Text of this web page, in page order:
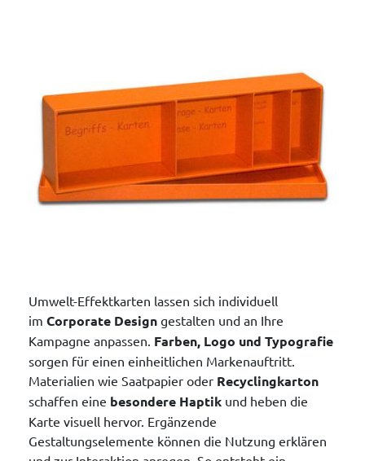
Umwelt-Effektkarten lassen sich individuell
im Corporate Design gestalten und an Ihre
Kampagne anpassen. Farben, Logo und Typografie
sorgen für einen einheitlichen Markenauftritt.
Materialien wie Saatpapier oder Recyclingkarton
schaffen eine besondere Haptik und heben die
Karte visuell hervor. Ergänzende
Gestaltungselemente können die Nutzung erklären